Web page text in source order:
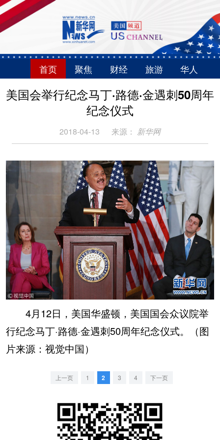
首页 聚焦 财经 旅游 华人
美国会举行纪念马丁·路德·金遇刺50周年
纪念仪式
2018-04-13 来源： 新华网
4月12日，美国华盛顿，美国国会众议院举
行纪念马丁·路德·金遇刺50周年纪念仪式。（图
片来源：视觉中国）
上一页 1 2 3 4 下一页